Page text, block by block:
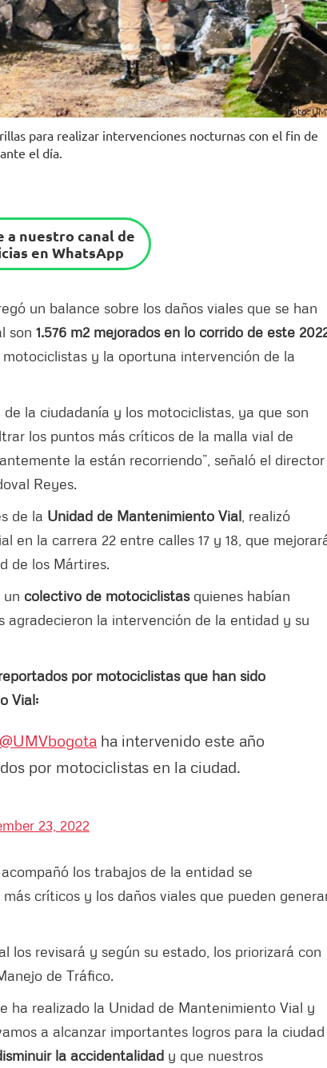
Foto:
para realizar intervenciones nocturnas con el fin de
el día.
a nuestro canal de
en WhatsApp
un balance sobre los daños viales que se han
son 1.576 m2 mejorados en lo corrido de este
y la oportuna intervención de la
la ciudadanía y los motociclistas, ya que son
los puntos más críticos de la malla vial de
la están recorriendo”, señaló el director
Reyes.
de la Unidad de Mantenimiento Vial , realizó
la carrera 22 entre calles 17 y 18, que
de los Mártires.
un colectivo de motociclistasquienes habían
la intervención de la entidad y su
por motociclistas que han sido
Vial:
@UMVbogota ha intervenido este año
por motociclistas en la ciudad.
23, 2022
los trabajos de la entidad se
críticos y los daños viales que pueden
los revisará y según su estado, los priorizará con
de Tráfico.
ha realizado la Unidad de Mantenimiento Vial y
a alcanzar importantes logros para la ciudad
la accidentalidad y que nuestros